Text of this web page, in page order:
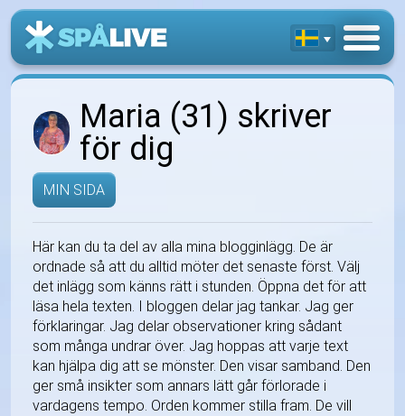
Maria (31) skriver
för dig
MIN SIDA
Här kan du ta del av alla mina blogginlägg. De är
ordnade så att du alltid möter det senaste först. Välj
det inlägg som känns rätt i stunden. Öppna det för att
läsa hela texten. I bloggen delar jag tankar. Jag ger
förklaringar. Jag delar observationer kring sådant
som många undrar över. Jag hoppas att varje text
kan hjälpa dig att se mönster. Den visar samband. Den
ger små insikter som annars lätt går förlorade i
vardagens tempo. Orden kommer stilla fram. De vill